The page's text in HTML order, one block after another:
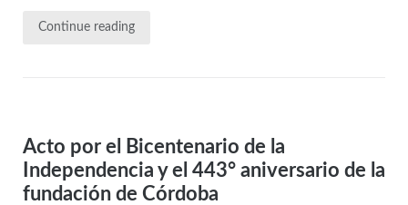
Continue reading
Acto por el Bicentenario de la
Independencia y el 443° aniversario de la
fundación de Córdoba